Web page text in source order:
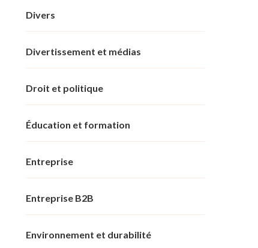
Divers
Divertissement et médias
Droit et politique
Éducation et formation
Entreprise
Entreprise B2B
Environnement et durabilité